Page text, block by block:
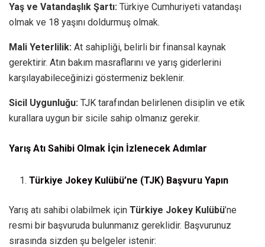
Yaş ve Vatandaşlık Şartı: Türkiye Cumhuriyeti vatandaşı
olmak ve 18 yaşını doldurmuş olmak.
Mali Yeterlilik: At sahipliği, belirli bir finansal kaynak
gerektirir. Atın bakım masraflarını ve yarış giderlerini
karşılayabileceğinizi göstermeniz beklenir.
Sicil Uygunluğu: TJK tarafından belirlenen disiplin ve etik
kurallara uygun bir sicile sahip olmanız gerekir.
Yarış Atı Sahibi Olmak İçin İzlenecek Adımlar
Türkiye Jokey Kulübü’ne (TJK) Başvuru Yapın
Yarış atı sahibi olabilmek için Türkiye Jokey Kulübü’ne
resmi bir başvuruda bulunmanız gereklidir. Başvurunuz
sırasında sizden şu belgeler istenir: